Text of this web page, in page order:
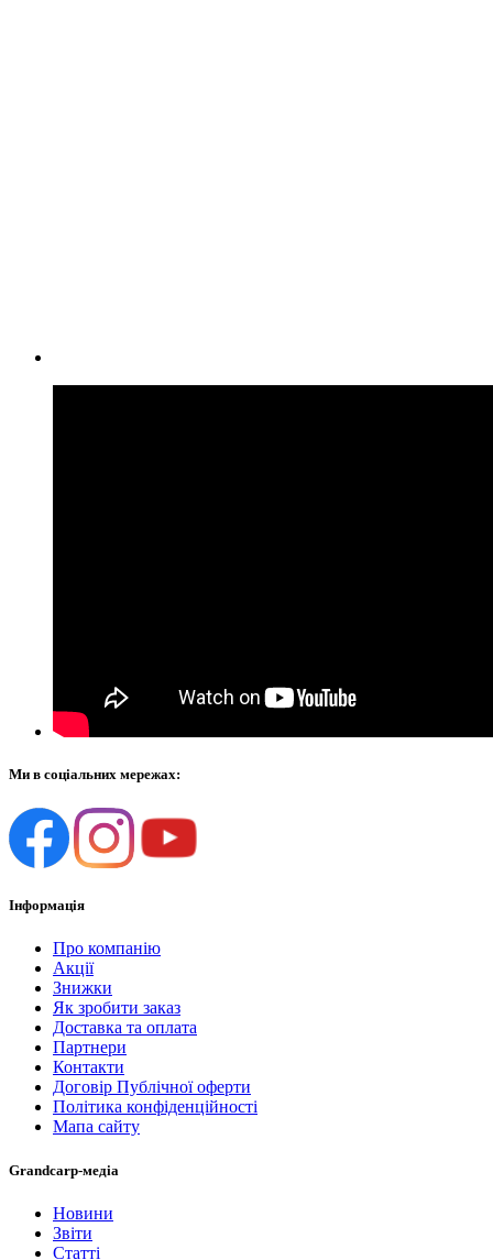
Ми в соціальних мережах:
Інформація
Про компанію
Акції
Знижки
Як зробити заказ
Доставка та оплата
Партнери
Контакти
Договір Публічної оферти
Політика конфіденційності
Мапа сайту
Grandcarp-медіа
Новини
Звіти
Статті